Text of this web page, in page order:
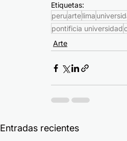
Etiquetas:
peruartelima
pontificia universidad
Arte
Entradas recientes